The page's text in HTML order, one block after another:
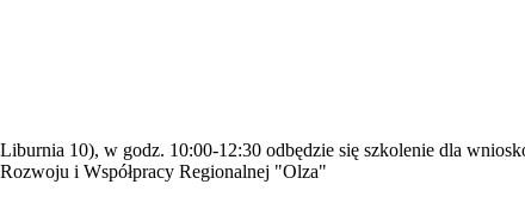
10), w godz. 10:00-12:30 odbędzie się szkolenie dla
i Współpracy Regionalnej "Olza"